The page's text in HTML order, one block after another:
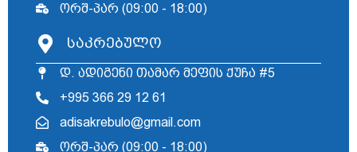
ორშ-პარ (09:00 - 18:00)
საკრებულო
დ. ადიგენი თამარ მეფის ქუჩა #5
+995 366 29 12 61
adisakrebulo@gmail.com
ორშ-პარ (09:00 - 18:00)